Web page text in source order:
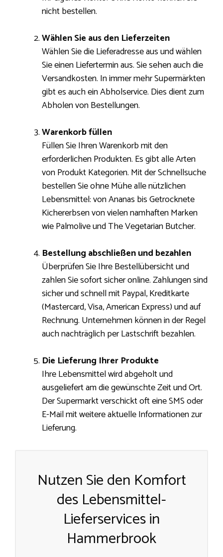
nicht bestellen.
Wählen Sie aus den Lieferzeiten
Wählen Sie die Lieferadresse aus und wählen
Sie einen Liefertermin aus. Sie sehen auch die
Versandkosten. In immer mehr Supermärkten
gibt es auch ein Abholservice. Dies dient zum
Abholen von Bestellungen.
Warenkorb füllen
Füllen Sie Ihren Warenkorb mit den
erforderlichen Produkten. Es gibt alle Arten
von Produkt Kategorien. Mit der Schnellsuche
bestellen Sie ohne Mühe alle nützlichen
Lebensmittel: von Ananas bis Getrocknete
Kichererbsen von vielen namhaften Marken
wie Palmolive und The Vegetarian Butcher.
Bestellung abschließen und bezahlen
Überprüfen Sie Ihre Bestellübersicht und
zahlen Sie sofort sicher online. Zahlungen sind
sicher und schnell mit Paypal, Kreditkarte
(Mastercard, Visa, American Express) und auf
Rechnung. Unternehmen können in der Regel
auch nachträglich per Lastschrift bezahlen.
Die Lieferung Ihrer Produkte
Ihre Lebensmittel wird abgeholt und
ausgeliefert am die gewünschte Zeit und Ort.
Der Supermarkt verschickt oft eine SMS oder
E-Mail mit weitere aktuelle Informationen zur
Lieferung.
Nutzen Sie den Komfort
des Lebensmittel-
Lieferservices in
Hammerbrook